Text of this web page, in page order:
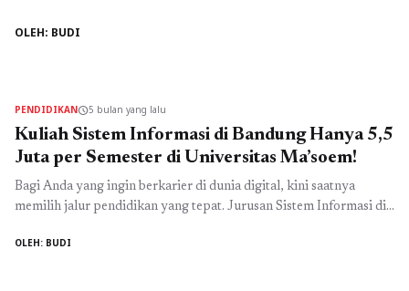
Komputerisasi Akuntansi di Universitas Ma’soem hadir
berkualitas, pengalaman magang di perusahaan nyata, dan
peluang ...Read more
OLEH: BUDI
PENDIDIKANschedule5 bulan yang lalu
Kuliah Sistem Informasi di Bandung Hanya 5,5
Juta per Semester di Universitas Ma’soem!
Bagi Anda yang ingin berkarier di dunia digital, kini saatnya
memilih jalur pendidikan yang tepat. Jurusan Sistem Informasi di
untuk membangun masa depan yang sukses di bidang teknologi
OLEH: BUDI